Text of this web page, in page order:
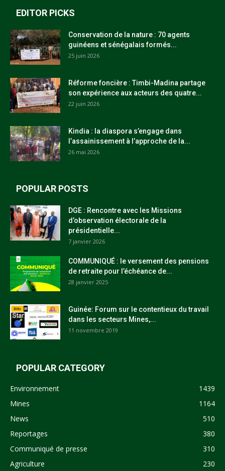
EDITOR PICKS
Conservation de la nature : 70 agents
guinéens et sénégalais formés...
25 juin 2026
Réforme foncière : Timbi-Madina partage
son expérience aux acteurs des quatre...
22 juin 2026
Kindia : la diaspora s’engage dans
l’assainissement à l’approche de la...
26 mai 2026
POPULAR POSTS
DGE : Rencontre avec les Missions
d’observation électorale de la
présidentielle...
7 janvier 2026
COMMUNIQUÉ : le versement des pensions
de retraite pour l’échéance de...
28 janvier 2025
Guinée: Forum sur le contentieux du travail
dans les secteurs Mines,...
11 novembre 2019
POPULAR CATEGORY
Environnement
1439
Mines
1164
News
510
Reportages
380
Communiqué de presse
310
Agriculture
230